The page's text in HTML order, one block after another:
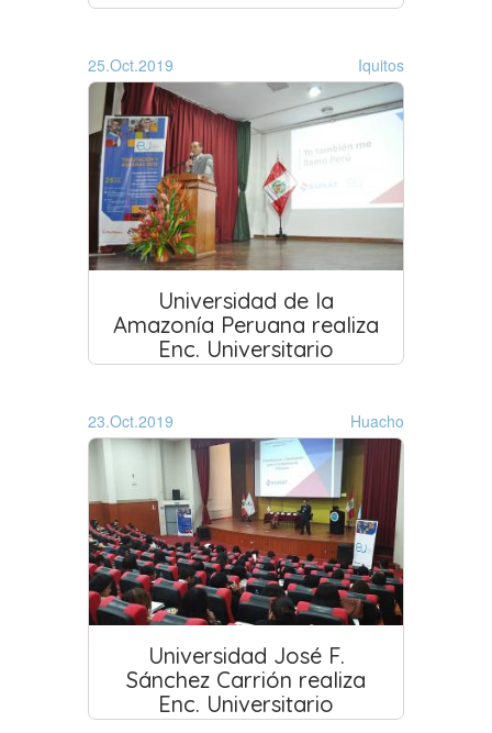
25.Oct.2019 Iquitos
Universidad de la
Amazonía Peruana realiza
Enc. Universitario
23.Oct.2019 Huacho
Universidad José F.
Sánchez Carrión realiza
Enc. Universitario